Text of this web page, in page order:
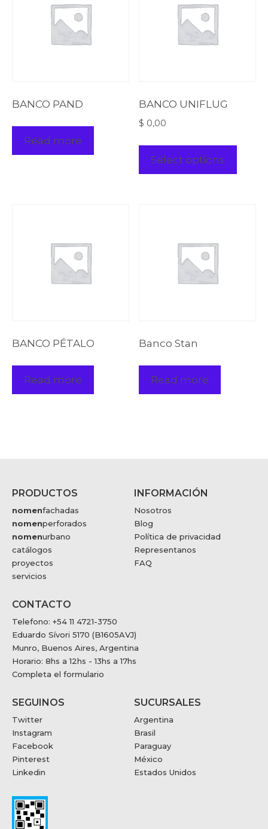
BANCO PAND
Read more
BANCO UNIFLUG
$ 0,00
Select options
BANCO PÉTALO
Read more
Banco Stan
Read more
PRODUCTOS
nomenfachadas
nomenperforados
nomenurbano
catálogos
proyectos
servicios
INFORMACIÓN
Nosotros
Blog
Política de privacidad
Representanos
FAQ
CONTACTO
Telefono: +54 11 4721-3750
Eduardo Sívori 5170 (B1605AVJ)
Munro, Buenos Aires, Argentina
Horario: 8hs a 12hs - 13hs a 17hs
Completa el formulario
SEGUINOS
Twitter
Instagram
Facebook
Pinterest
Linkedin
SUCURSALES
Argentina
Brasil
Paraguay
México
Estados Unidos